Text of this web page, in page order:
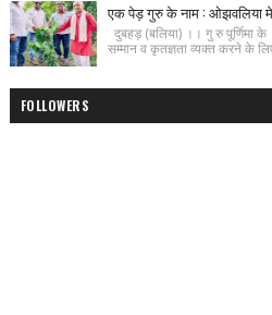
एक पेड़ गुरु के नाम : ओझवलिया मे
दुबहड़ (बलिया) ।। गु रु
सम्मान व कृतज्ञता व्यक्त करने के
FOLLOWERS